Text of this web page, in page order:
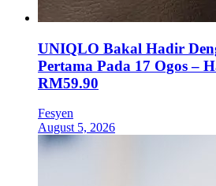
UNIQLO Bakal Hadir
Pertama Pada 17 Ogos –
RM59.90
Fesyen
August 5, 2026